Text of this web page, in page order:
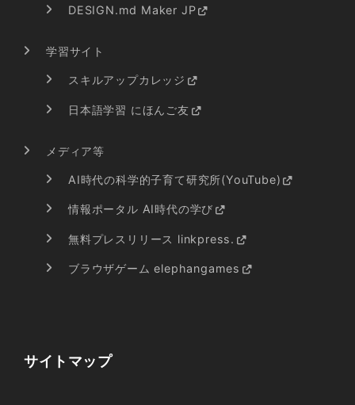
DESIGN.md Maker JP
学習サイト
スキルアップカレッジ
日本語学習 にほんご友
メディア等
AI時代の科学的子育て研究所(YouTube)
情報ポータル AI時代の学び
無料プレスリリース linkpress.
ブラウザゲーム elephangames
サイトマップ